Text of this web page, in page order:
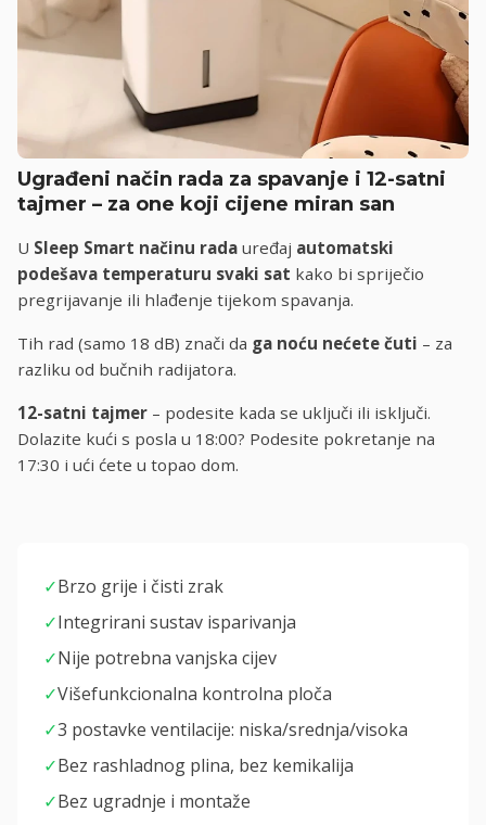
Ugrađeni način rada za spavanje i 12-satni
tajmer – za one koji cijene miran san
U Sleep Smart načinu rada uređaj automatski
podešava temperaturu svaki sat kako bi spriječio
pregrijavanje ili hlađenje tijekom spavanja.
Tih rad (samo 18 dB) znači da ga noću nećete čuti – za
razliku od bučnih radijatora.
12-satni tajmer – podesite kada se uključi ili isključi.
Dolazite kući s posla u 18:00? Podesite pokretanje na
17:30 i ući ćete u topao dom.
✓Brzo grije i čisti zrak
✓Integrirani sustav isparivanja
✓Nije potrebna vanjska cijev
✓Višefunkcionalna kontrolna ploča
✓3 postavke ventilacije: niska/srednja/visoka
✓Bez rashladnog plina, bez kemikalija
✓Bez ugradnje i montaže